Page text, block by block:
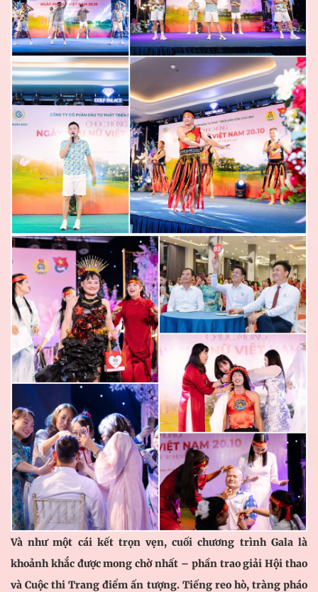
Và như một cái kết trọn vẹn, cuối chương trình Gala là
khoảnh khắc được mong chờ nhất – phần trao giải Hội thao
và Cuộc thi Trang điểm ấn tượng. Tiếng reo hò, tràng pháo